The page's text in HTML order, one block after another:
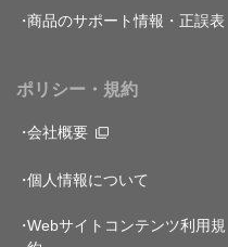
商品のサポート情報・正誤表
ポリシー・規約
会社概要
個人情報について
Webサイトコンテンツ利用規